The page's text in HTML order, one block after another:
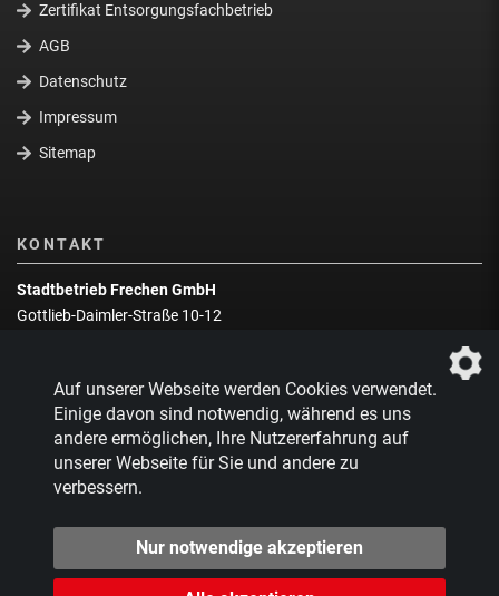
Zertifikat Entsorgungsfachbetrieb
AGB
Datenschutz
Impressum
Sitemap
KONTAKT
Stadtbetrieb Frechen GmbH
Gottlieb-Daimler-Straße 10-12
Zentrale:02234 9217-0
Abfallberatung:02234 9217-17
Auf unserer Webseite werden Cookies verwendet.
Einige davon sind notwendig, während es uns
andere ermöglichen, Ihre Nutzererfahrung auf
unserer Webseite für Sie und andere zu
verbessern.
Nur notwendige akzeptieren